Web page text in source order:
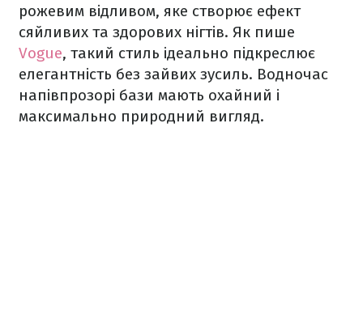
рожевим відливом, яке створює ефект
сяйливих та здорових нігтів. Як пише
Vogue, такий стиль ідеально підкреслює
елегантність без зайвих зусиль. Водночас
напівпрозорі бази мають охайний і
максимально природний вигляд.